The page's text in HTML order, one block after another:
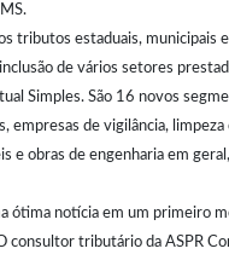
tributos estaduais, municipais
de vários setores
Simples. São 16 novos
empresas de vigilância, limpeza
e obras de engenharia em
ótima notícia em um primeiro
consultor tributário da ASPR